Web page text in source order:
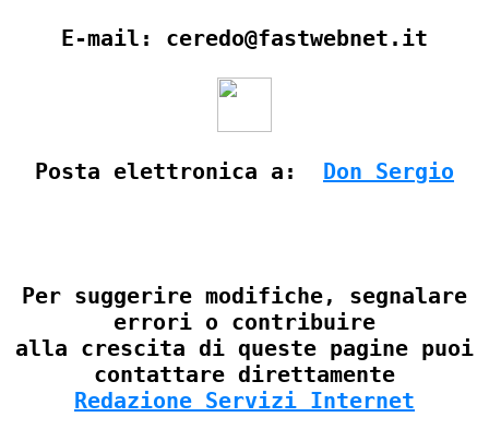
E-mail: ceredo@fastwebnet.it
Posta elettronica a: Don Sergio
Per suggerire modifiche, segnalare
errori o contribuire
alla crescita di queste pagine puoi
contattare direttamente
Redazione Servizi Internet